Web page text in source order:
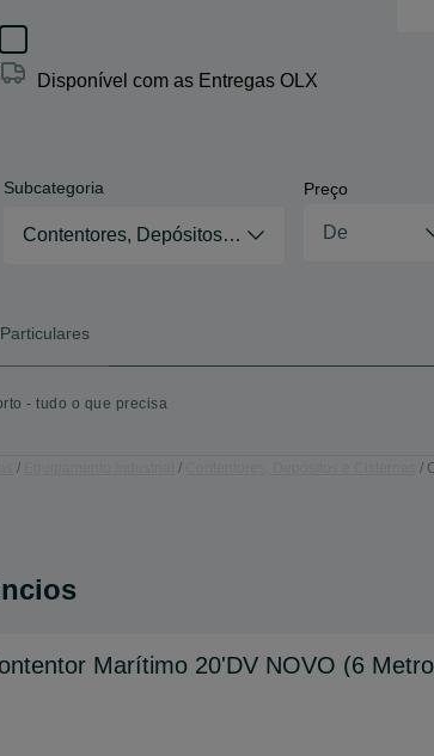
Disponível com as Entregas OLX
Subcategoria
Contentores, Depósitos e Cisternas
Preço
Particulares
- tudo o que precisa
Marítimo 20'DV NOVO (6